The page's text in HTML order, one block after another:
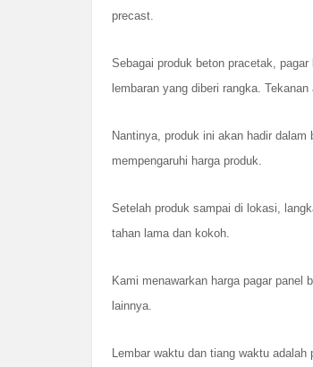
precast.
Sebagai produk beton pracetak,
lembaran yang diberi rangka. Tekanan
Nantinya, produk ini akan hadir
mempengaruhi harga produk.
Setelah produk sampai di lokasi,
tahan lama dan kokoh.
Kami menawarkan harga pagar panel
lainnya.
Lembar waktu dan tiang waktu